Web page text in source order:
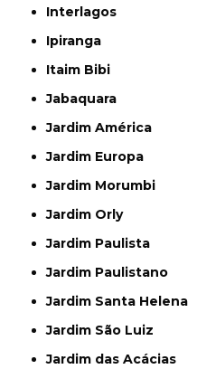
Interlagos
Ipiranga
Itaim Bibi
Jabaquara
Jardim América
Jardim Europa
Jardim Morumbi
Jardim Orly
Jardim Paulista
Jardim Paulistano
Jardim Santa Helena
Jardim São Luiz
Jardim das Acácias